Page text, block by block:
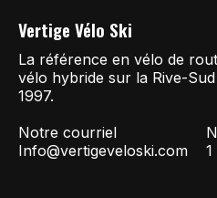
Vertige Vélo Ski
La référence en vélo de
vélo hybride sur la Rive-
1997.
Notre courriel
Info@vertigeveloski.com